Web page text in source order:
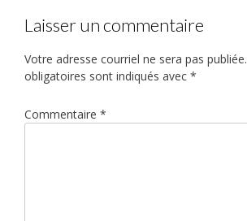
Laisser un commentaire
Votre adresse courriel ne sera pas publiée.
obligatoires sont indiqués avec *
Commentaire *